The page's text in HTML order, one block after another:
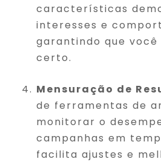
características
interesses e
garantindo que
certo.
Mensuração de
de ferramentas de
monitorar o
campanhas em
facilita ajustes e